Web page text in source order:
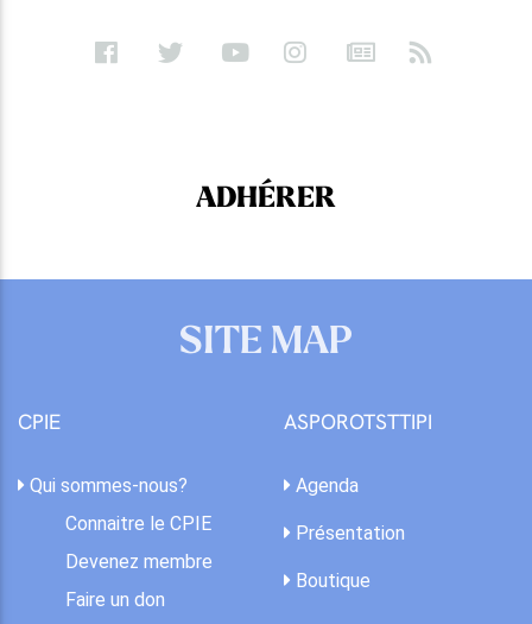
ADHÉRER
SITE MAP
CPIE
Qui sommes-nous?
Connaitre le CPIE
Devenez membre
Faire un don
ASPOROTSTTIPI
Agenda
Présentation
Boutique